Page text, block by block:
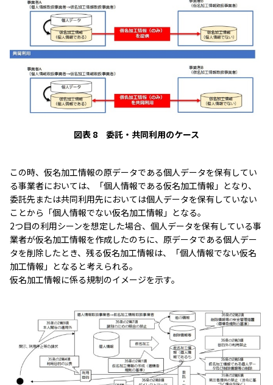
図表 8 委託・共同利用のケース
この時、仮名加工情報の原データである個人データを保有してい
る事業者においては、「個人情報である仮名加工情報」となり、
委託先または共同利用先においては個人データを保有していない
ことから「個人情報でない仮名加工情報」となる。
2つ目の利用シーンを想定した場合、個人データを保有している事
業者が仮名加工情報を作成したのちに、原データである個人デー
タを削除したとき、残る仮名加工情報は、「個人情報でない仮名
加工情報」となると考えられる。
仮名加工情報に係る規制のイメージを示す。